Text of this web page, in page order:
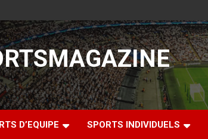
D’EQUIPE SPORTS INDIVIDUELS